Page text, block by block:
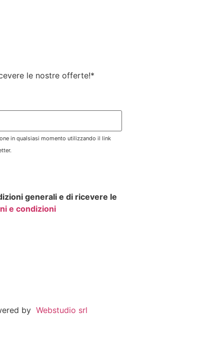
le nostre offerte!*
in qualsiasi momento utilizzando il link
generali e di ricevere le
e condizioni
by Webstudio srl